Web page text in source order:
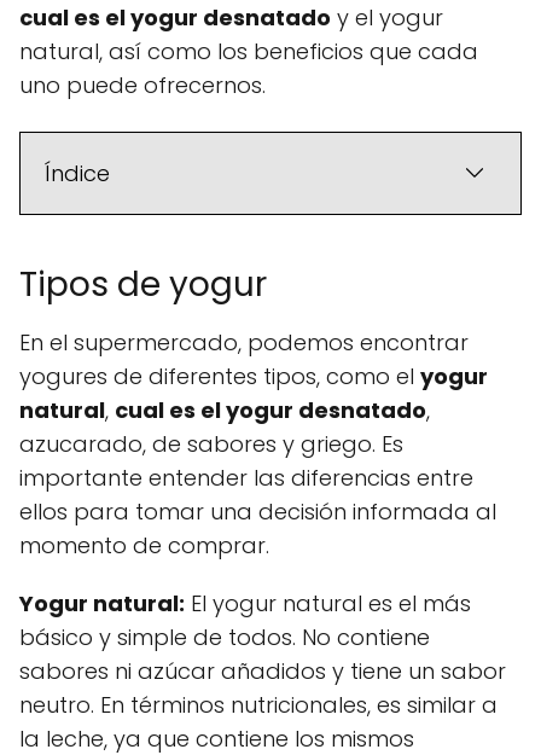
cual es el yogur desnatado y el yogur
natural, así como los beneficios que cada
uno puede ofrecernos.
Índice
Tipos de yogur
En el supermercado, podemos encontrar
yogures de diferentes tipos, como el yogur
natural, cual es el yogur desnatado,
azucarado, de sabores y griego. Es
importante entender las diferencias entre
ellos para tomar una decisión informada al
momento de comprar.
Yogur natural: El yogur natural es el más
básico y simple de todos. No contiene
sabores ni azúcar añadidos y tiene un sabor
neutro. En términos nutricionales, es similar a
la leche, ya que contiene los mismos